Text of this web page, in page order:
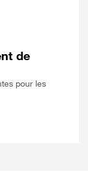
de
pour les